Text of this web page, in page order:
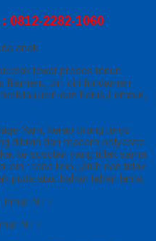
0812-2282-1060
anak
lewat proses tenun
filament, ciri-ciri fundamen
dan halus,Lembut,
Yarn, kerap orang terus
dibikin dari macam polyester
ke susutan yang tidak sama
ciri : rada licin, jatuh dan tidak
puda atau bahan tahan lama,
NTT